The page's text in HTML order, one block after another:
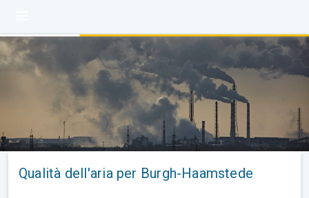
Qualità dell'aria per Burgh-Haamstede